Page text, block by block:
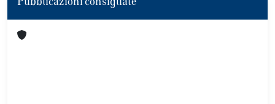
Pubblicazioni consigliate